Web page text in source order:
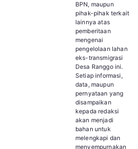
BPN, maupun
pihak-pihak terkait
lainnya atas
pemberitaan
mengenai
pengelolaan lahan
eks-transmigrasi
Desa Ranggo ini.
Setiap informasi,
data, maupun
pernyataan yang
disampaikan
kepada redaksi
akan menjadi
bahan untuk
melengkapi dan
menyempurnakan